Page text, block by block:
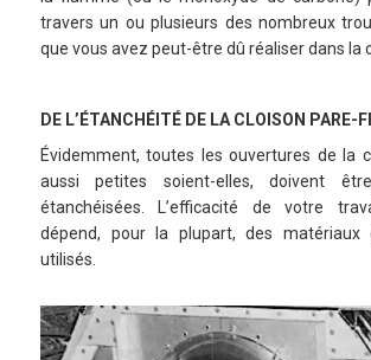
travers un ou plusieurs des nombreux
que vous avez peut-être dû réaliser dans la
DE L’ÉTANCHÉITÉ DE LA CLOISON PARE-
Évidemment, toutes les ouvertures de la
aussi petites soient-elles, doivent
étanchéisées. L’efficacité de votre
dépend, pour la plupart, des matériaux
utilisés.